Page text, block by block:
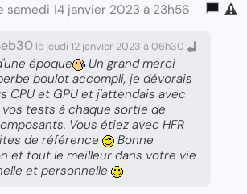
samedi 14 janvier 2023 à 23h56
le jeudi 12 janvier 2023 à 06h30
époque
Un grand merci
boulot accompli, je dévorais
CPU et GPU et j'attendais avec
tests à chaque sortie de
Vous étiez avec HFR
de référence
Bonne
et tout le meilleur dans votre vie
et personnelle